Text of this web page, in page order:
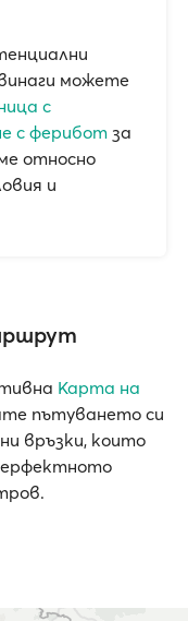
можете
с
с ферибот за
относно
и
Карта на
пътуването си
връзки, които